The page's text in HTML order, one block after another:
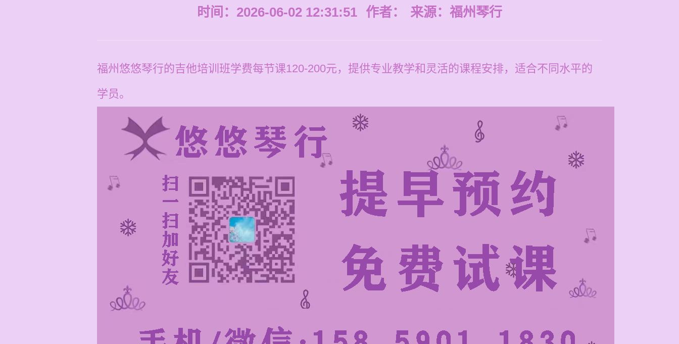
时间：2026-06-02 12:31:51 作者： 来源： 福州琴行
福州悠悠琴行的吉他培训班学费每节课120-200元，提供专业教学和灵活的课程安排，适合不同水平的
学员。